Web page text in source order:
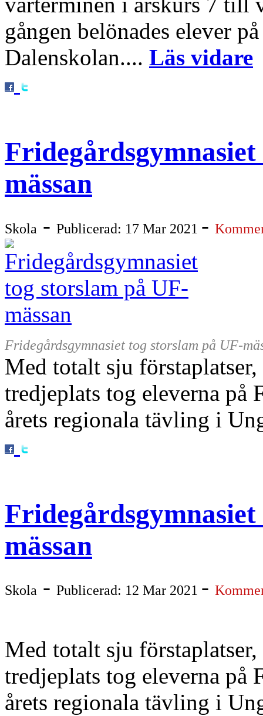
gången belönades elever
Dalenskolan.... Läs vidare
mässan
Skola - Publicerad: 17 Mar 2021 -
Fridegårdsgymnasiet tog storslam på UF-
Med totalt sju förstaplatser,
tredjeplats tog eleverna på
årets regionala tävling i
mässan
Skola - Publicerad: 12 Mar 2021 -
Med totalt sju förstaplatser,
tredjeplats tog eleverna på
årets regionala tävling i